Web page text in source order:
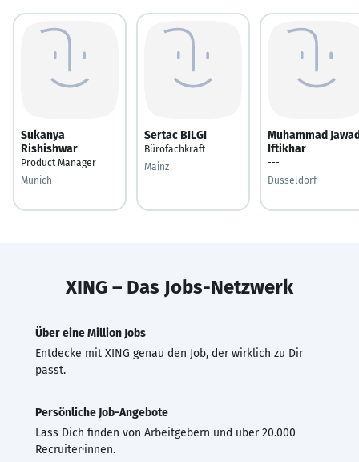
Sukanya
Rishishwar
Product Manager
Munich
Sertac BILGI
Bürofachkraft
Mainz
Muhammad
Iftikhar
---
Dusseldorf
XING – Das Jobs-Netzwerk
Über eine Million Jobs
Entdecke mit XING genau den Job, der wirklich zu Dir
passt.
Persönliche Job-Angebote
Lass Dich finden von Arbeitgebern und über 20.000
Recruiter·innen.